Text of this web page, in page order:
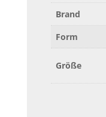
Brand
Form
Größe